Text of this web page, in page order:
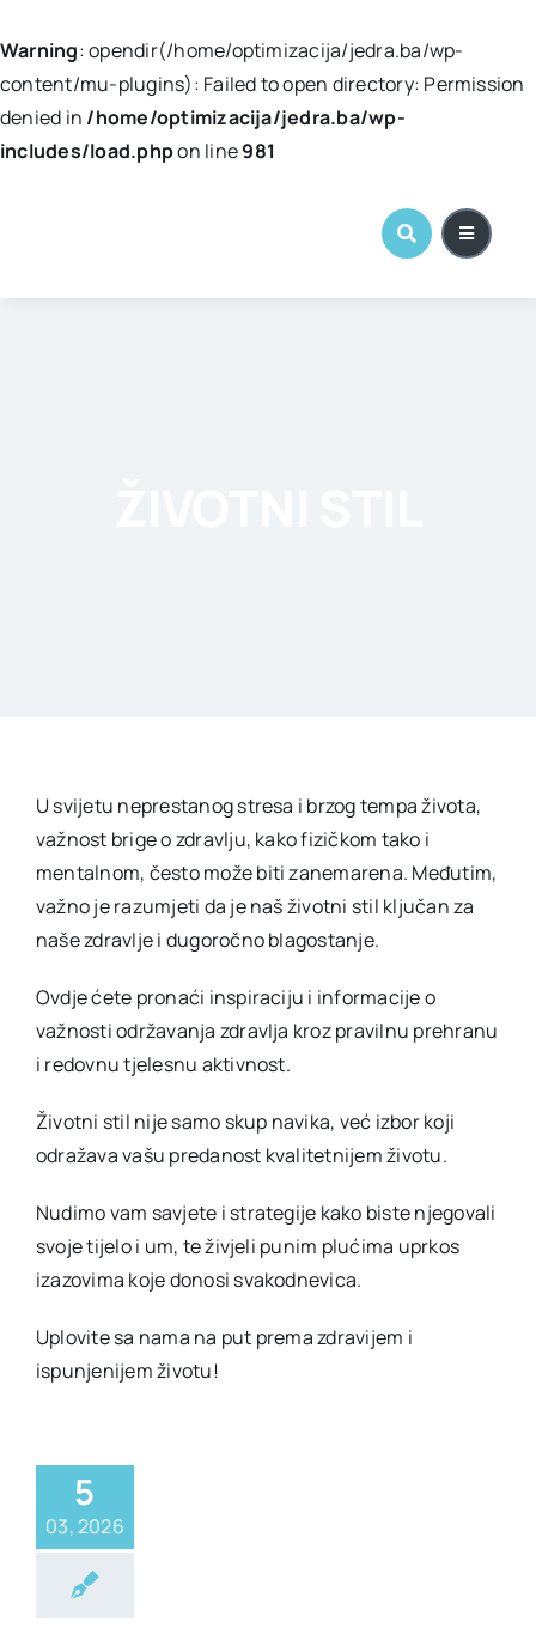
Warning: opendir(/home/optimizacija/jedra.ba/wp-
content/mu-plugins): Failed to open directory: Permission
denied in /home/optimizacija/jedra.ba/wp-
includes/load.phpon line981
U svijetu neprestanog stresa i brzog tempa života,
važnost brige o zdravlju, kako fizičkom tako i
mentalnom, često može biti zanemarena. Međutim,
važno je razumjeti da je naš životni stil ključan za
naše zdravlje i dugoročno blagostanje.
Ovdje ćete pronaći inspiraciju i informacije o
važnosti održavanja zdravlja kroz pravilnu prehranu
i redovnu tjelesnu aktivnost.
Životni stil nije samo skup navika, već izbor koji
odražava vašu predanost kvalitetnijem životu.
Nudimo vam savjete i strategije kako biste njegovali
svoje tijelo i um, te živjeli punim plućima uprkos
izazovima koje donosi svakodnevica.
Uplovite sa nama na put prema zdravijem i
ispunjenijem životu!
5
03, 2026
Životni